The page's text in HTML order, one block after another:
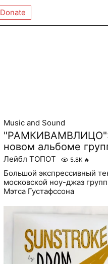
Donate
Music and Sound
"РАМКИВАМВЛИЦО":
новом альбоме
Лейбл ТОПОТ 5.8K 🔥
Большой экспрессивный
московской ноу-джаз
Мэтса Густафссона